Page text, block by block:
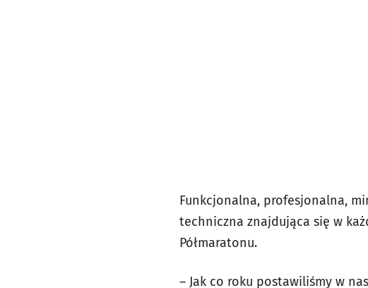
Funkcjonalna, profesjonalna,
techniczna znajdująca się w
Półmaratonu.
– Jak co roku postawiliśmy w